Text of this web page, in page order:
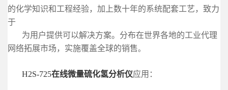
的化学知识和工程经验，加上数十年的系统配套工艺，致力
于
为用户提供可以解决方案。分布在世界各地的工业代理
网络拓展市场，实施覆盖全球的销售。
H2S-725在线微量硫化氢分析仪应用：